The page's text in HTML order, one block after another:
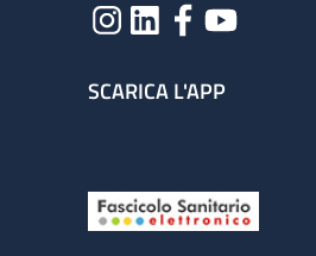
SCARICA L'APP